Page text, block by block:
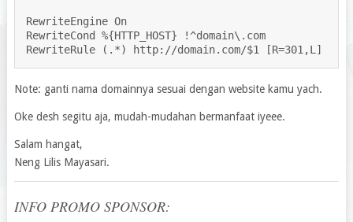
RewriteEngine On
RewriteCond %{HTTP_HOST} !^domain\.com
RewriteRule (.*) http://domain.com/$1 [R=301,L]
Note: ganti nama domainnya sesuai dengan website kamu yach.
Oke desh segitu aja, mudah-mudahan bermanfaat iyeee.
Salam hangat,
Neng Lilis Mayasari.
INFO PROMO SPONSOR: